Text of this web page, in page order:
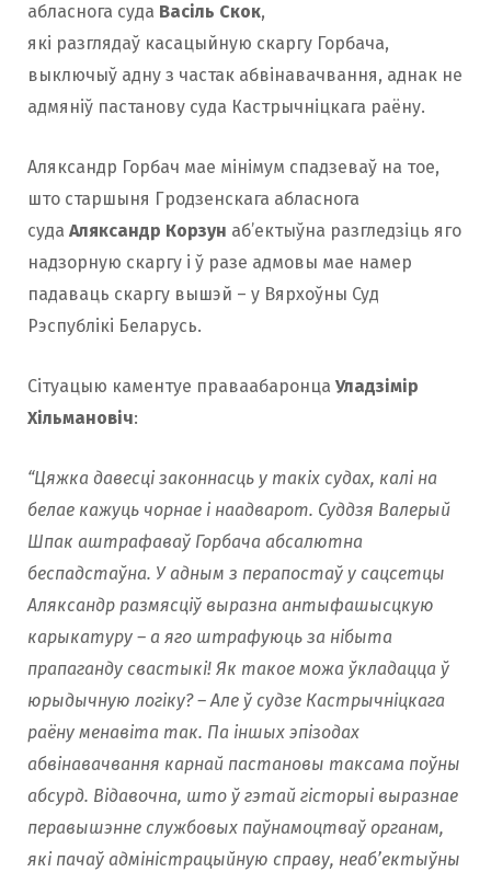
абласнога суда Васіль Скок,
які разглядаў касацыйную скаргу Горбача,
выключыў адну з частак абвінавачвання, аднак не
адмяніў пастанову суда Кастрычніцкага раёну.
Аляксандр Горбач мае мінімум спадзеваў на тое,
што старшыня Гродзенскага абласнога
суда Аляксандр Корзун аб’ектыўна разгледзіць яго
надзорную скаргу і ў разе адмовы мае намер
падаваць скаргу вышэй – у Вярхоўны Суд
Рэспублікі Беларусь.
Сітуацыю каментуе праваабаронца Уладзімір
Хільмановіч:
“Цяжка давесці законнасць у такіх судах, калі на
белае кажуць чорнае і наадварот. Суддзя Валерый
Шпак аштрафаваў Горбача абсалютна
беспадстаўна. У адным з перапостаў у сацсетцы
Аляксандр размясціў выразна антыфашысцкую
карыкатуру – а яго штрафуюць за нібыта
прапаганду свастыкі! Як такое можа ўкладацца ў
юрыдычную логіку? – Але ў судзе Кастрычніцкага
раёну менавіта так. Па іншых эпізодах
абвінавачвання карнай пастановы таксама поўны
абсурд. Відавочна, што ў гэтай гісторыі выразнае
перавышэнне службовых паўнамоцтваў органам,
які пачаў адміністрацыйную справу, неаб’ектыўны